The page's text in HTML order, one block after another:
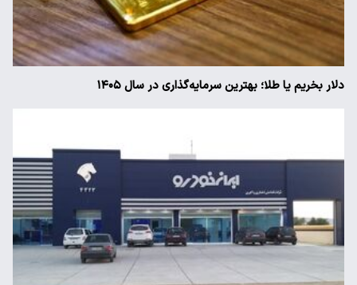
دلار بخریم یا طلا؛ بهترین سرمایه‌گذاری در سال ۱۴۰۵